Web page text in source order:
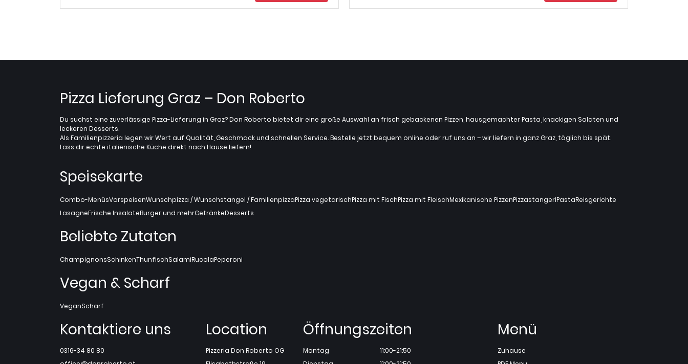
Pizza Lieferung Graz – Don Roberto
Du suchst eine zuverlässige Pizza-Lieferung in Graz? Don Roberto bietet dir eine große Auswahl an frisch gebackenen Pizzen, hausgemachter Pasta, knackigen Salaten und
leckeren Desserts.
Als Familienpizzeria legen wir Wert auf Qualität, Geschmack und schnellen Service. Bestelle jetzt bequem online oder ruf uns an – wir liefern in ganz Graz, täglich bis spät.
Lass dir echte italienische Küche direkt nach Hause liefern!
Speisekarte
Combo-MenüsVorspeisenWunschpizza / Wunschstangel / FamilienpizzaPizza vegetarischPizza mit FischPizza mit FleischMexikanische PizzenPizzastangerlPastaReisgerichte
LasagneFrische InsalateBurger und mehrGetränkeDesserts
Beliebte Zutaten
ChampignonsSchinkenThunfischSalamiRucolaPeperoni
Vegan & Scharf
VeganScharf
Kontaktiere uns
0316-34 80 80
Location
Pizzeria Don Roberto OG
Öffnungszeiten
Montag
11:00-21:50
Menü
Zuhause